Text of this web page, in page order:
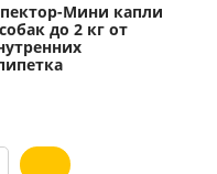
Мини капли
до 2 кг от